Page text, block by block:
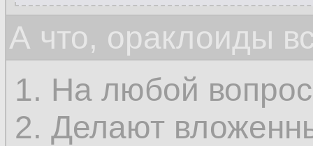
А что, ораклоиды
1. На любой
2. Делают